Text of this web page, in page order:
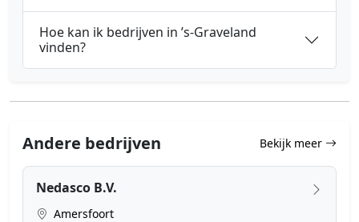
Hoe kan ik bedrijven in ’s-Graveland
vinden?
Andere bedrijven Bekijk meer
Nedasco B.V.
Amersfoort